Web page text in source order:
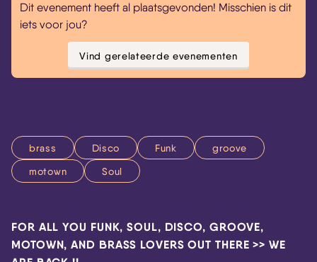
Dit evenement heeft al plaatsgevonden! Misschien is dit
iets voor jou?
Vind gerelateerde evenementen
brass Disco Funk
groove
motown
Soul
FOR ALL YOU FUNK, SOUL, DISCO, GROOVE,
MOTOWN, AND BRASS LOVERS OUT THERE >> WE